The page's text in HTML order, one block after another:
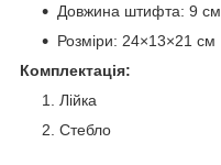
Довжина штифта: 9 см
Розміри: 24×13×21 см
Комплектація:
Лійка
Стебло